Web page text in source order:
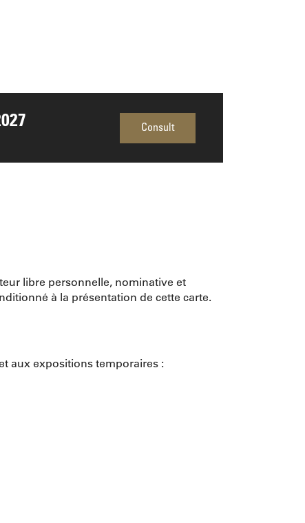
Consult
libre personnelle, nominative et
à la présentation de cette carte.
aux expositions temporaires :